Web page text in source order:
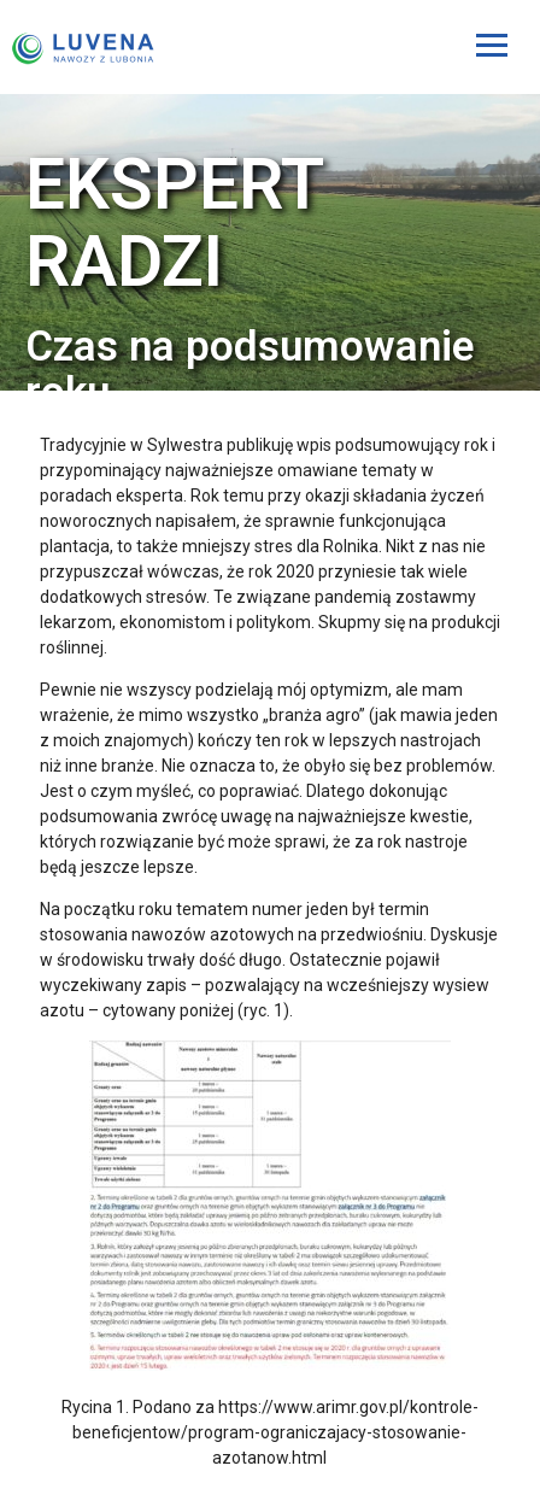
EKSPERT
RADZI
Czas na podsumowanie
roku
Tradycyjnie w Sylwestra publikuję wpis podsumowujący rok i
przypominający najważniejsze omawiane tematy w
poradach eksperta. Rok temu przy okazji składania życzeń
noworocznych napisałem, że sprawnie funkcjonująca
plantacja, to także mniejszy stres dla Rolnika. Nikt z nas nie
przypuszczał wówczas, że rok 2020 przyniesie tak wiele
dodatkowych stresów. Te związane pandemią zostawmy
lekarzom, ekonomistom i politykom. Skupmy się na produkcji
roślinnej.
Pewnie nie wszyscy podzielają mój optymizm, ale mam
wrażenie, że mimo wszystko „branża agro” (jak mawia jeden
z moich znajomych) kończy ten rok w lepszych nastrojach
niż inne branże. Nie oznacza to, że obyło się bez problemów.
Jest o czym myśleć, co poprawiać. Dlatego dokonując
podsumowania zwrócę uwagę na najważniejsze kwestie,
których rozwiązanie być może sprawi, że za rok nastroje
będą jeszcze lepsze.
Na początku roku tematem numer jeden był termin
stosowania nawozów azotowych na przedwiośniu. Dyskusje
w środowisku trwały dość długo. Ostatecznie pojawił
wyczekiwany zapis – pozwalający na wcześniejszy wysiew
azotu – cytowany poniżej (ryc. 1).
Rycina 1. Podano za https://www.arimr.gov.pl/kontrole-
beneficjentow/program-ograniczajacy-stosowanie-
azotanow.html